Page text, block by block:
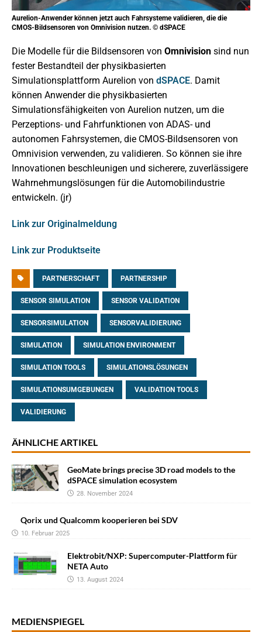
Aurelion-Anwender können jetzt auch Fahrsysteme validieren, die die
CMOS-Bildsensoren von Omnivision nutzen. © dSPACE
Die Modelle für die Bildsensoren von Omnivision sind nun
fester Bestandteil der physikbasierten
Simulationsplattform Aurelion von dSPACE. Damit
können Anwender die physikbasierten
Simulationsfähigkeiten von Aurelion nutzen, um die
Perzeptions- und Fahrfunktionen von ADAS- und
autonomen Fahrsystemen, die CMOS-Bildsensoren von
Omnivision verwenden, zu validieren. So können sie ihre
Innovationen beschleunigen und sicherere, zuverlässigere
Wahrnehmungslösungen für die Automobilindustrie
entwickeln. (jr)
Link zur Originalmeldung
Link zur Produktseite
PARTNERSCHAFT PARTNERSHIP
SENSOR SIMULATION SENSOR VALIDATION
SENSORSIMULATION SENSORVALIDIERUNG
SIMULATION SIMULATION ENVIRONMENT
SIMULATION TOOLS SIMULATIONSLÖSUNGEN
SIMULATIONSUMGEBUNGEN VALIDATION TOOLS
VALIDIERUNG
ÄHNLICHE ARTIKEL
GeoMate brings precise 3D road models to the
dSPACE simulation ecosystem
28. November 2024
Qorix und Qualcomm kooperieren bei SDV
10. Februar 2025
Elektrobit/NXP: Supercomputer-Plattform für
NETA Auto
13. August 2024
MEDIENSPIEGEL